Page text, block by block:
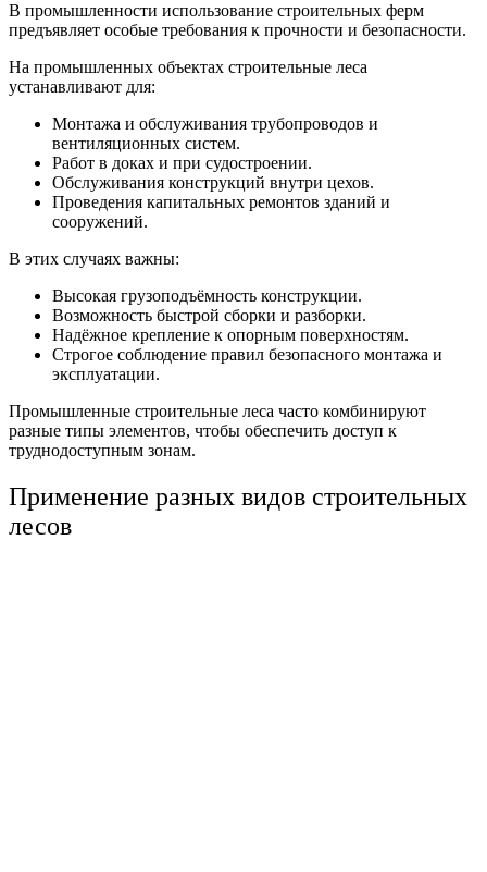
В промышленности использование строительных ферм
предъявляет особые требования к прочности и безопасности.
На промышленных объектах строительные леса
устанавливают для:
Монтажа и обслуживания трубопроводов и
вентиляционных систем.
Работ в доках и при судостроении.
Обслуживания конструкций внутри цехов.
Проведения капитальных ремонтов зданий и
сооружений.
В этих случаях важны:
Высокая грузоподъёмность конструкции.
Возможность быстрой сборки и разборки.
Надёжное крепление к опорным поверхностям.
Строгое соблюдение правил безопасного монтажа и
эксплуатации.
Промышленные строительные леса часто комбинируют
разные типы элементов, чтобы обеспечить доступ к
труднодоступным зонам.
Применение разных видов строительных
лесов